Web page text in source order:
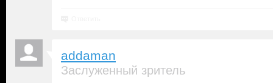
addaman
Заслуженный зритель